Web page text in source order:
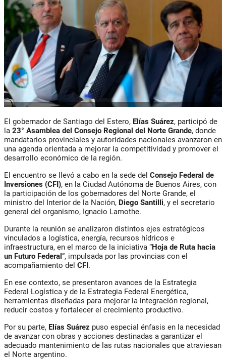
El gobernador de Santiago del Estero, Elías Suárez, participó de
la 23° Asamblea del Consejo Regional del Norte Grande, donde
mandatarios provinciales y autoridades nacionales avanzaron en
una agenda orientada a mejorar la competitividad y promover el
desarrollo económico de la región.
El encuentro se llevó a cabo en la sede del Consejo Federal de
Inversiones (CFI), en la Ciudad Autónoma de Buenos Aires, con
la participación de los gobernadores del Norte Grande, el
ministro del Interior de la Nación, Diego Santilli, y el secretario
general del organismo, Ignacio Lamothe.
Durante la reunión se analizaron distintos ejes estratégicos
vinculados a logística, energía, recursos hídricos e
infraestructura, en el marco de la iniciativa “Hoja de Ruta hacia
un Futuro Federal”, impulsada por las provincias con el
acompañamiento del CFI.
En ese contexto, se presentaron avances de la Estrategia
Federal Logística y de la Estrategia Federal Energética,
herramientas diseñadas para mejorar la integración regional,
reducir costos y fortalecer el crecimiento productivo.
Por su parte, Elías Suárez puso especial énfasis en la necesidad
de avanzar con obras y acciones destinadas a garantizar el
adecuado mantenimiento de las rutas nacionales que atraviesan
el Norte argentino.